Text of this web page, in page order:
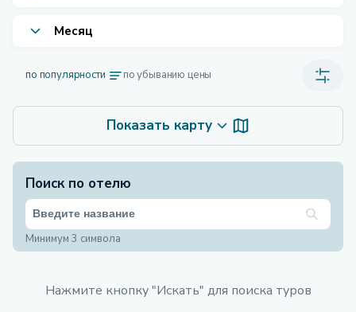
Месяц
по популярности по убыванию цены
Показать карту
Поиск по отелю
Минимум 3 символа
Нажмите кнопку "Искать" для поиска туров